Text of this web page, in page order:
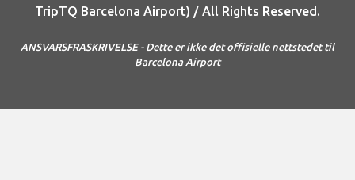
TripTQ Barcelona Airport) / All Rights Reserved.
ANSVARSFRASKRIVELSE - Dette er ikke det offisielle nettstedet til
Barcelona Airport